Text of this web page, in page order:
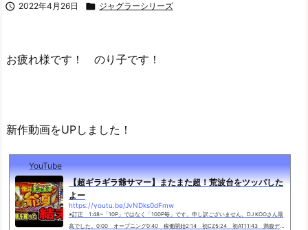
 2022年4月26日  ジャグラーシリーズ
お疲れ様です！ のり子です！
新作動画をUPしました！
YouTube
【超ギラギラ爺サマー】またまた超！荒波台をツッパした
よー
https://youtu.be/JvNDks0dFmw
※訂正 1:48~「10P」ではなく「100P毎」です。申し訳ございません。DJ KOOさん最
高でした。0:00 オープニング0:40 稼働開始2:14 初CZ5:24 初AT11:43 満腹デ